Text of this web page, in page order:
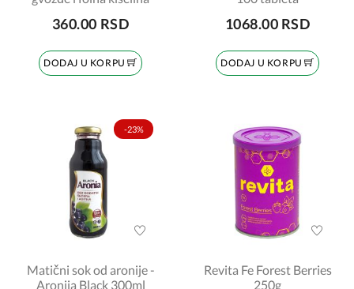
360.00 RSD
DODAJ U KORPU
1068.00 RSD
DODAJ U KORPU
-23%
Matični sok od aronije -
Aronija Black 300ml
Revita Fe Forest Berries
250g